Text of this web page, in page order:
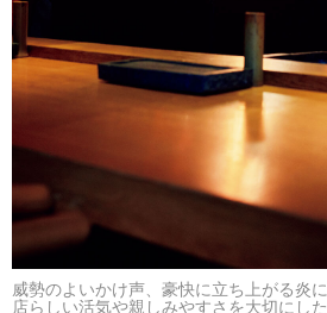
威勢のよいかけ声、豪快に立ち上がる炎
店らしい活気や親しみやすさを大切にし